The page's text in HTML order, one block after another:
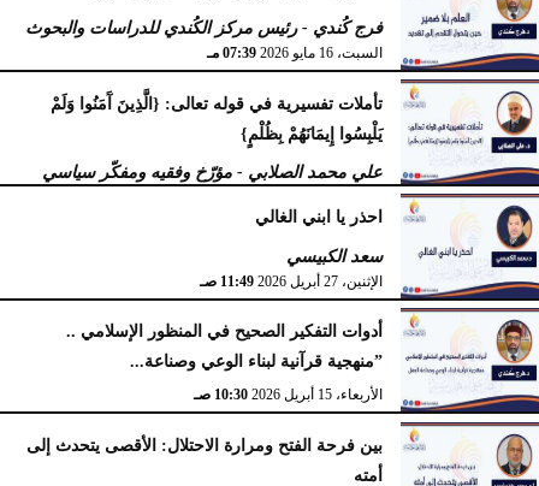
فرج كُندي - رئيس مركز الكُندي للدراسات والبحوث
السبت، 16 مايو 2026 07:39 مـ
تأملات تفسيرية في قوله تعالى: {الَّذِينَ آَمَنُوا وَلَمْ
يَلْبِسُوا إِيمَانَهُمْ بِظُلْمٍ}
علي محمد الصلابي - مؤرّخ وفقيه ومفكّر سياسي
الإثنين، 27 أبريل 2026 11:55 صـ
احذر يا ابني الغالي
سعد الكبيسي
الإثنين، 27 أبريل 2026 11:49 صـ
أدوات التفكير الصحيح في المنظور الإسلامي ..
”منهجية قرآنية لبناء الوعي وصناعة...
الأربعاء، 15 أبريل 2026 10:30 صـ
بين فرحة الفتح ومرارة الاحتلال: الأقصى يتحدث إلى
أمته